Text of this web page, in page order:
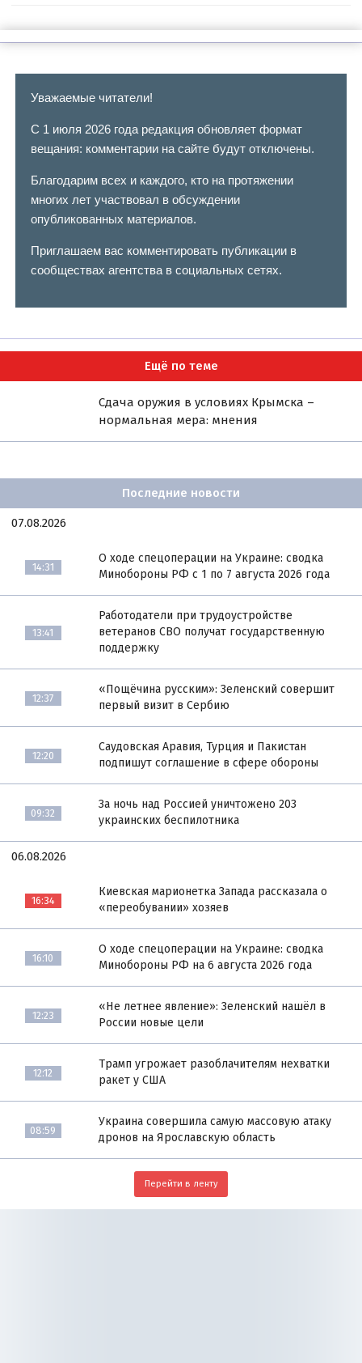
Уважаемые читатели!
С 1 июля 2026 года редакция обновляет формат
вещания: комментарии на сайте будут отключены.
Благодарим всех и каждого, кто на протяжении
многих лет участвовал в обсуждении
опубликованных материалов.
Приглашаем вас комментировать публикации в
сообществах агентства в социальных сетях.
Ещё по теме
Сдача оружия в условиях Крымска –
нормальная мера: мнения
Последние новости
07.08.2026
14:31
О ходе спецоперации на Украине: сводка
Минобороны РФ с 1 по 7 августа 2026 года
13:41
Работодатели при трудоустройстве
ветеранов СВО получат государственную
поддержку
12:37
«Пощёчина русским»: Зеленский совершит
первый визит в Сербию
12:20
Саудовская Аравия, Турция и Пакистан
подпишут соглашение в сфере обороны
09:32
За ночь над Россией уничтожено 203
украинских беспилотника
06.08.2026
16:34
Киевская марионетка Запада рассказала о
«переобувании» хозяев
16:10
О ходе спецоперации на Украине: сводка
Минобороны РФ на 6 августа 2026 года
12:23
«Не летнее явление»: Зеленский нашёл в
России новые цели
12:12
Трамп угрожает разоблачителям нехватки
ракет у США
08:59
Украина совершила самую массовую атаку
дронов на Ярославскую область
Перейти в ленту